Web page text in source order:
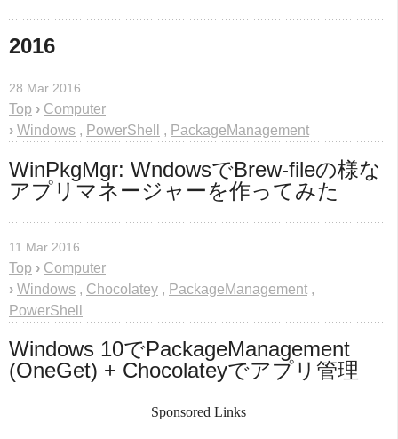
2016
28 Mar 2016
Top › Computer
› Windows , PowerShell , PackageManagement
WinPkgMgr: WndowsでBrew-fileの様な
アプリマネージャーを作ってみた
11 Mar 2016
Top › Computer
› Windows , Chocolatey , PackageManagement ,
PowerShell
Windows 10でPackageManagement
(OneGet) + Chocolateyでアプリ管理
Sponsored Links